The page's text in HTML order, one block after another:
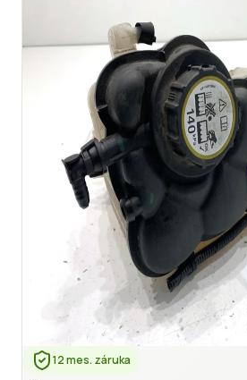
12 mes. záruka